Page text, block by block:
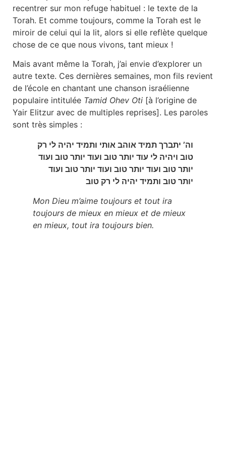
recentrer sur mon refuge habituel : le texte de la
Torah. Et comme toujours, comme la Torah est le
miroir de celui qui la lit, alors si elle reflète quelque
chose de ce que nous vivons, tant mieux !
Mais avant même la Torah, j’ai envie d’explorer un
autre texte. Ces dernières semaines, mon fils revient
de l’école en chantant une chanson israélienne
populaire intitulée Tamid Ohev Oti [à l’origine de
Yair Elitzur avec de multiples reprises]. Les paroles
sont très simples :
וה’ יתברך תמיד אוהב אותי ותמיד יהיה לי רק
טוב ויהיה לי עוד יותר טוב ועוד יותר טוב ועוד
יותר טוב ועוד יותר טוב ועוד יותר טוב ועוד
יותר טוב ותמיד יהיה לי רק טוב
Mon Dieu m’aime toujours et tout ira
toujours de mieux en mieux et de mieux
en mieux, tout ira toujours bien.